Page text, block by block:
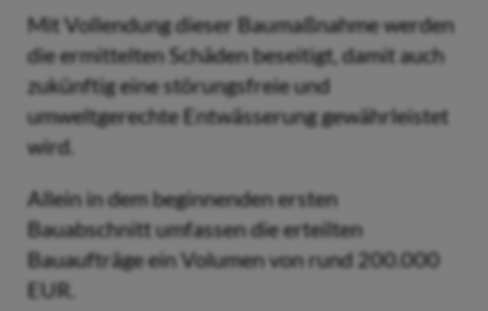
Mit Vollendung dieser Baumaßnahme werden
die ermittelten Schäden beseitigt, damit auch
zukünftig eine störungsfreie und
umweltgerechte Entwässerung gewährleistet
wird.
Allein in dem beginnenden ersten
Bauabschnitt umfassen die erteilten
Bauaufträge ein Volumen von rund 200.000
EUR.